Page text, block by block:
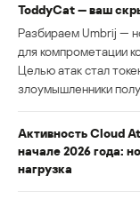
ToddyCat — ваш
Разбираем Umbrij —
для компрометации
Целью атак стал
злоумышленники
Активность Cloud
начале 2026 года:
нагрузка